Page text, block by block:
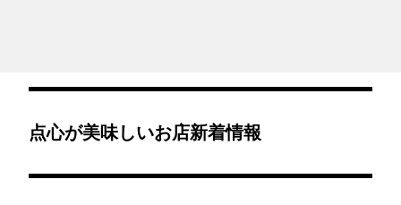
点心が美味しいお店新着情報